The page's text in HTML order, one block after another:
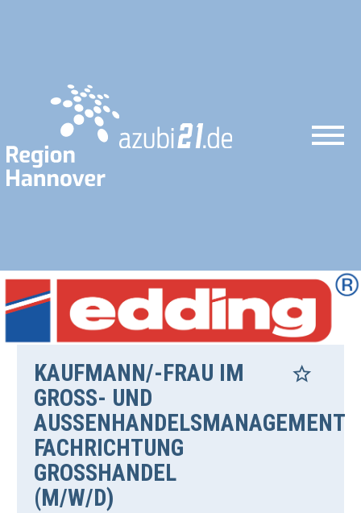
KAUFMANN/-FRAU IM
GROSS- UND A
USSENHANDELSMANAGEMENT FA
CHRICHTUNG GR
OSSHANDEL (M/
W/D)